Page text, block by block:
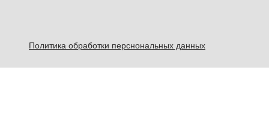
Политика обработки перснональных данных